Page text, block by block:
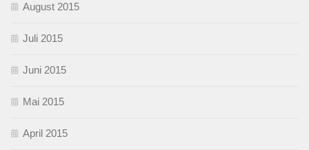
August 2015
Juli 2015
Juni 2015
Mai 2015
April 2015